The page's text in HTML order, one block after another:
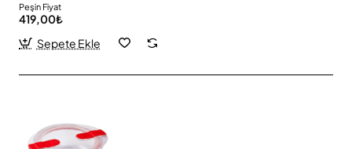
Peşin Fiyat
419,00₺
Sepete Ekle